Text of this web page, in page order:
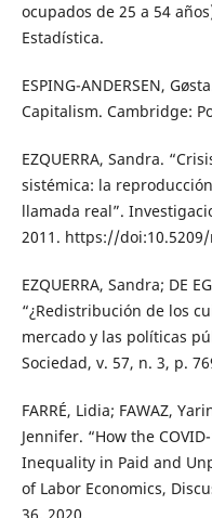
ocupados de 25 a 54
Estadística.
ESPING-ANDERSEN,
Capitalism. Cambridge:
EZQUERRA, Sandra.
sistémica: la
llamada real”.
2011. https://doi:10.5209/
EZQUERRA, Sandra; DE
“¿Redistribución de los
mercado y las políticas
Sociedad, v. 57, n. 3, p.
FARRÉ, Lidia; FAWAZ,
Jennifer. “How the
Inequality in Paid and
of Labor Economics,